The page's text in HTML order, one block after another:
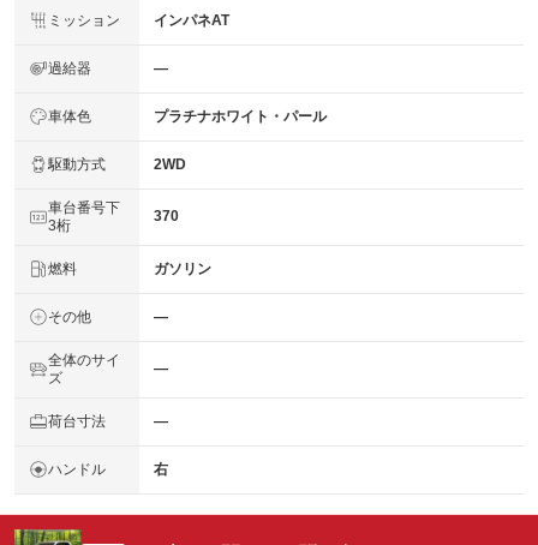
ミッション インパネAT
過給器 ―
車体色 プラチナホワイト・パール
駆動方式 2WD
車台番号下
3桁
370
燃料 ガソリン
その他 ―
全体のサイ
ズ
―
荷台寸法 ―
ハンドル 右